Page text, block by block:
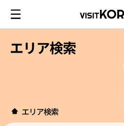
エリア検索
エリア検索